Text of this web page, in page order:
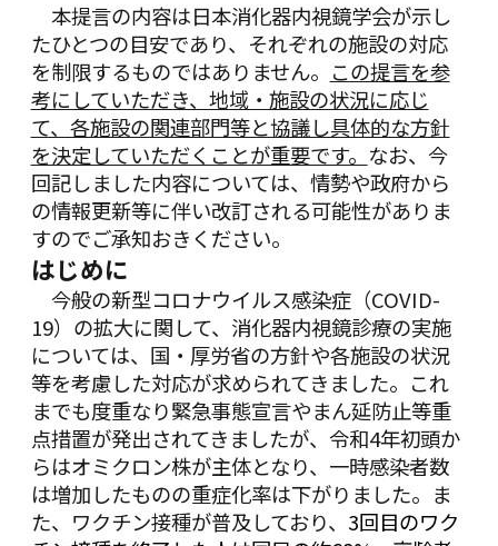
本提言の内容は日本消化器内視鏡学会が示し
たひとつの目安であり、それぞれの施設の対応
を制限するものではありません。 この提言を参
考にしていただき、地域・施設の状況に応じ
て、各施設の関連部門等と協議し具体的な方針
を決定していただくことが重要です。 なお、今
回記しました内容については、情勢や政府から
の情報更新等に伴い改訂される可能性がありま
すのでご承知おきください。
はじめに
今般の新型コロナウイルス感染症（COVID-
19）の拡大に関して、消化器内視鏡診療の実施
については、国・厚労省の方針や各施設の状況
等を考慮した対応が求められてきました。これ
までも度重なり緊急事態宣言やまん延防止等重
点措置が発出されてきましたが、令和4年初頭か
らはオミクロン株が主体となり、一時感染者数
は増加したものの重症化率は下がりました。ま
た、ワクチン接種が普及しており、 3回目のワク